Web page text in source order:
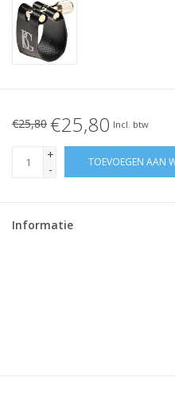
€25,80 €25,80 Incl. btw
+
-
TOEVOEGEN AAN
Informatie